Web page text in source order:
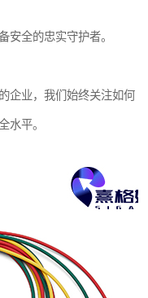
安全的忠实守护者。
企业，我们始终关注如何
水平。